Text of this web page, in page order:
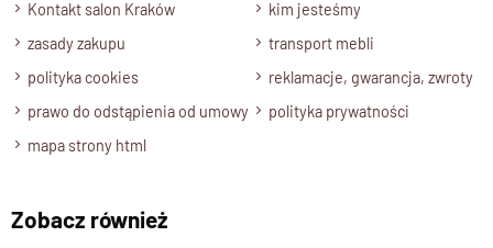
półmatowym.
Styl
Regał zabudowany z szafką w stylu nowoczesnym.
Szerokość
120 cm.
195 cm.
Kontakt salon Kraków
kim jesteśmy
zasady zakupu
transport mebli
polityka cookies
reklamacje, gwarancja, zwroty
prawo do odstąpienia od umowy
polityka prywatności
mapa strony html
Zobacz również